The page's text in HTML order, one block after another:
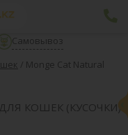
Самовывоз
/ Monge Cat Natural
ДЛЯ КОШЕК (КУСОЧКИ)